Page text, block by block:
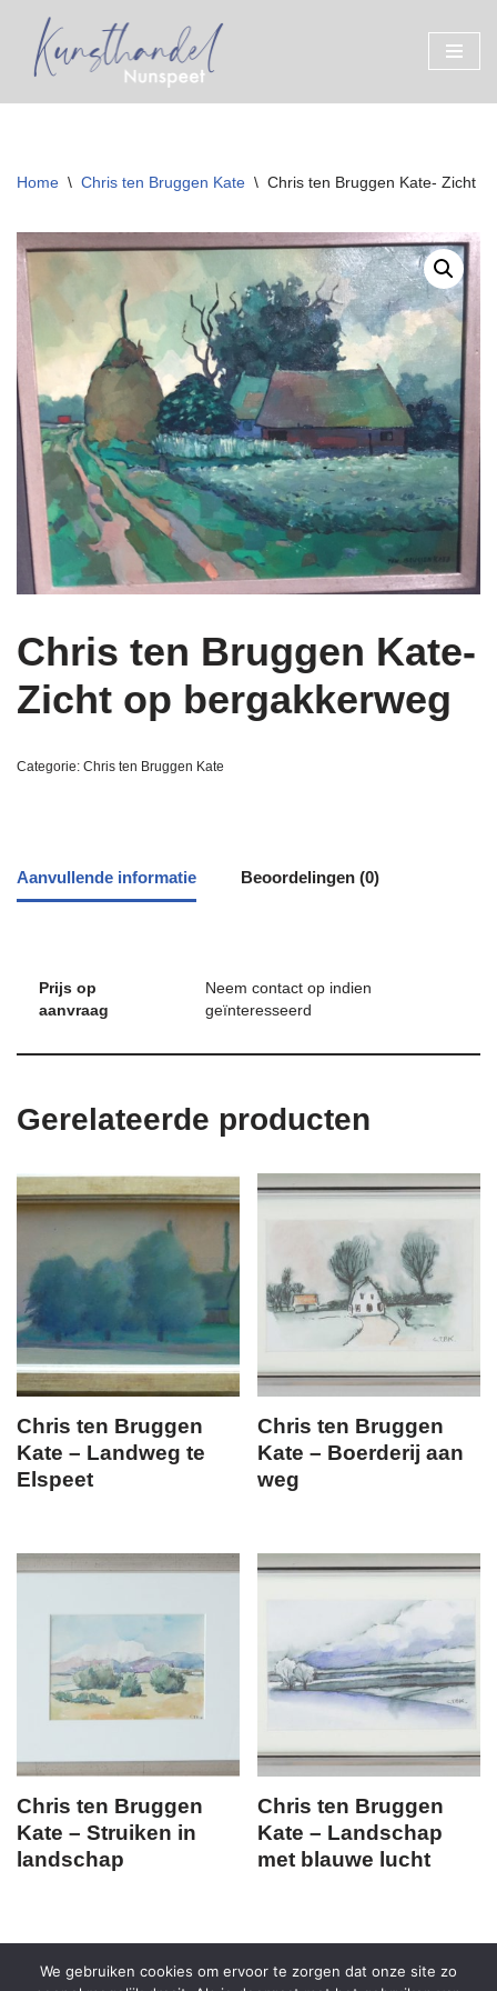
Ga
Home \ Chris ten Bruggen Kate \ Chris ten Bruggen Kate- Zicht
Chris ten Bruggen Kate-
Zicht op bergakkerweg
Categorie: Chris ten Bruggen Kate
Aanvullende informatie Beoordelingen (0)
Prijs op
aanvraag
Neem contact op indien
geïnteresseerd
Gerelateerde producten
Chris ten Bruggen
Kate – Landweg te
Elspeet
Chris ten Bruggen
Kate – Boerderij aan
weg
Chris ten Bruggen
Kate – Struiken in
landschap
Chris ten Bruggen
Kate – Landschap
met blauwe lucht
We gebruiken cookies om ervoor te zorgen dat onze site zo